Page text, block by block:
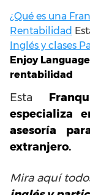
¿Qué es una
Rentabilidad
Inglés y clases
Enjoy
rentabilidad
Esta
especializa
asesoría
extranjero.
Mira aquí